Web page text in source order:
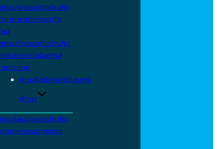
ตรบริหารธุรกิจบัณฑิต
ชาการจัดการธุรกิจ
ม่
ตรบริหารธุรกิจบัณฑิต
ารจัดการโลจิสติกส์
งประเทศ
คณะศิลปศาสตร์และการ
ศึกษา
ตรศิลปศาสตรบัณฑิต
ตสาหกรรมการท่อง